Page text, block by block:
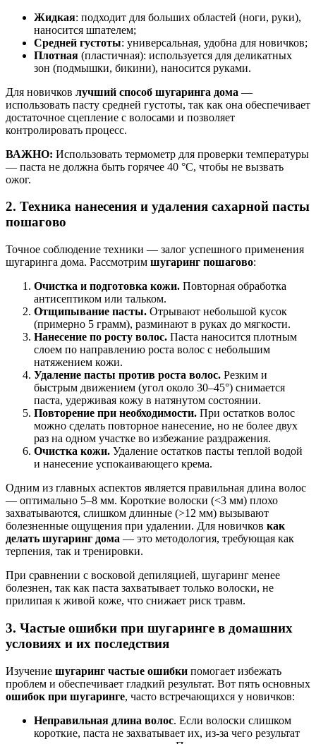
Жидкая: подходит для больших областей (ноги, руки),
наносится шпателем;
Средней густоты: универсальная, удобна для новичков;
Плотная (пластичная): используется для деликатных
зон (подмышки, бикини), наносится руками.
Для новичков лучший способ шугаринга дома —
использовать пасту средней густоты, так как она обеспечивает
достаточное сцепление с волосами и позволяет
контролировать процесс.
ВАЖНО: Использовать термометр для проверки температуры
— паста не должна быть горячее 40 °C, чтобы не вызвать
ожог.
2. Техника нанесения и удаления сахарной пасты
пошагово
Точное соблюдение техники — залог успешного применения
шугаринга дома. Рассмотрим шугаринг пошагово:
Очистка и подготовка кожи. Повторная обработка
антисептиком или тальком.
Отщипывание пасты. Отрывают небольшой кусок
(примерно 5 грамм), разминают в руках до мягкости.
Нанесение по росту волос. Паста наносится плотным
слоем по направлению роста волос с небольшим
натяжением кожи.
Удаление пасты против роста волос. Резким и
быстрым движением (угол около 30–45°) снимается
паста, удерживая кожу в натянутом состоянии.
Повторение при необходимости. При остатков волос
можно сделать повторное нанесение, но не более двух
раз на одном участке во избежание раздражения.
Очистка кожи. Удаление остатков пасты теплой водой
и нанесение успокаивающего крема.
Одним из главных аспектов является правильная длина волос
— оптимально 5–8 мм. Короткие волоски (<3 мм) плохо
захватываются, слишком длинные (>12 мм) вызывают
болезненные ощущения при удалении. Для новичков как
делать шугаринг дома — это методология, требующая как
терпения, так и тренировки.
При сравнении с восковой депиляцией, шугаринг менее
болезнен, так как паста захватывает только волоски, не
прилипая к живой коже, что снижает риск травм.
3. Частые ошибки при шугаринге в домашних
условиях и их последствия
Изучение шугаринг частые ошибки помогает избежать
проблем и обеспечивает гладкий результат. Вот пять основных
ошибок при шугаринге, часто встречающихся у новичков:
Неправильная длина волос. Если волоски слишком
короткие, паста не захватывает их, из-за чего результат